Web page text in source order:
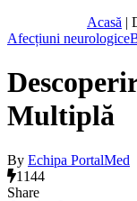
Acasă |
Afecțiuni neurologice
Multiplă
By Echipa PortalMed
1144
Share